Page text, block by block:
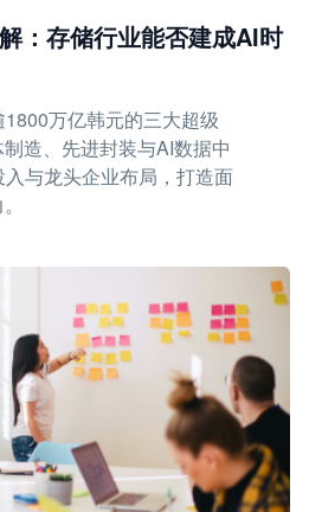
：存储行业能否建成AI时
万亿韩元的三大超级
造、先进封装与AI数据中
与龙头企业布局，打造面